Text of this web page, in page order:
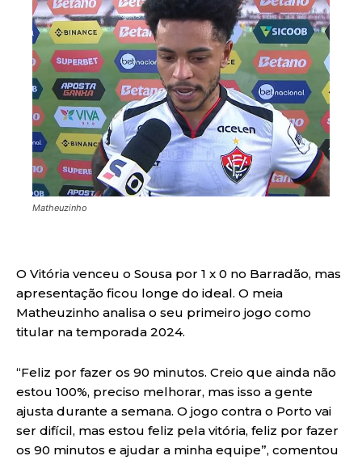
Matheuzinho
O Vitória venceu o Sousa por 1 x 0 no Barradão, mas
apresentação ficou longe do ideal. O meia
Matheuzinho analisa o seu primeiro jogo como
titular na temporada 2024.
“Feliz por fazer os 90 minutos. Creio que ainda não
estou 100%, preciso melhorar, mas isso a gente
ajusta durante a semana. O jogo contra o Porto vai
ser difícil, mas estou feliz pela vitória, feliz por fazer
os 90 minutos e ajudar a minha equipe”, comentou